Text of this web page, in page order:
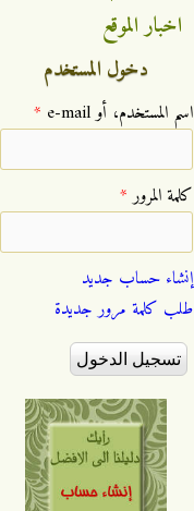
اخبار الموقع
دخول المستخدم
‏اسم المستخدم، أو e-mail ‏ *
‏كلمة المرور ‏*
إنشاء حساب جديد
طلب كلمة مرور جديدة